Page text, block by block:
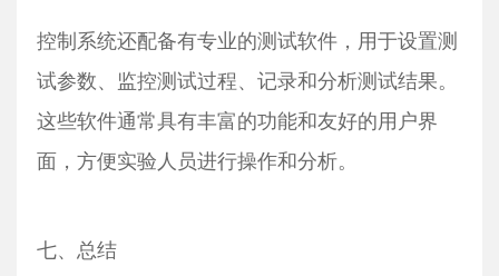
控制系统还配备有专业的测试软件，用于设置测
试参数、监控测试过程、记录和分析测试结果。
这些软件通常具有丰富的功能和友好的用户界
面，方便实验人员进行操作和分析。
七、总结